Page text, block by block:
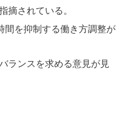
摘されている。
間を抑制する働き方調整が
ランスを求める意見が見